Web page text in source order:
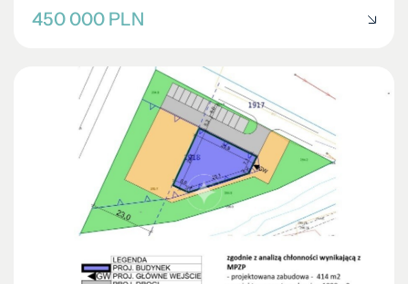
450 000 PLN